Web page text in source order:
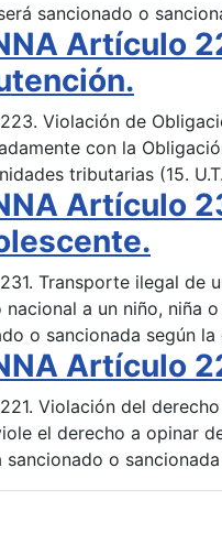
sancionado o
Artículo
Violación de
con la
tributarias (15.
Artículo
Transporte ilegal de
a un niño, niña
o sancionada según
Artículo
Violación del
el derecho a opinar
sancionado o